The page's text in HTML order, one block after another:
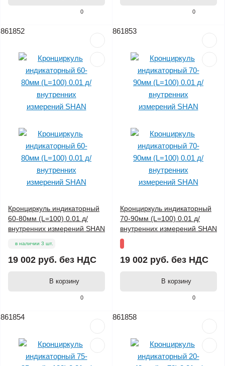
0 0
861852
0
Кронциркуль индикаторный
60-80мм (L=100) 0.01 д/
внутренних измерений SHAN
в наличии 3 шт.
19 002 руб. без НДС
В корзину
861853
0
Кронциркуль индикаторный
70-90мм (L=100) 0.01 д/
внутренних измерений SHAN
19 002 руб. без НДС
В корзину
861854 861858